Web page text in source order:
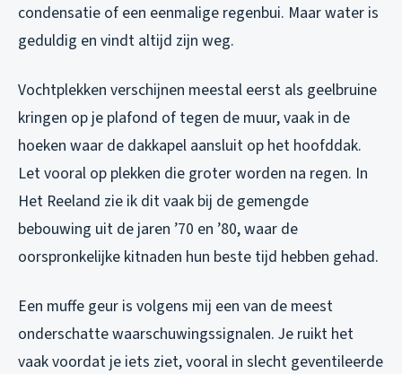
condensatie of een eenmalige regenbui. Maar water is
geduldig en vindt altijd zijn weg.
Vochtplekken verschijnen meestal eerst als geelbruine
kringen op je plafond of tegen de muur, vaak in de
hoeken waar de dakkapel aansluit op het hoofddak.
Let vooral op plekken die groter worden na regen. In
Het Reeland zie ik dit vaak bij de gemengde
bebouwing uit de jaren ’70 en ’80, waar de
oorspronkelijke kitnaden hun beste tijd hebben gehad.
Een muffe geur is volgens mij een van de meest
onderschatte waarschuwingssignalen. Je ruikt het
vaak voordat je iets ziet, vooral in slecht geventileerde